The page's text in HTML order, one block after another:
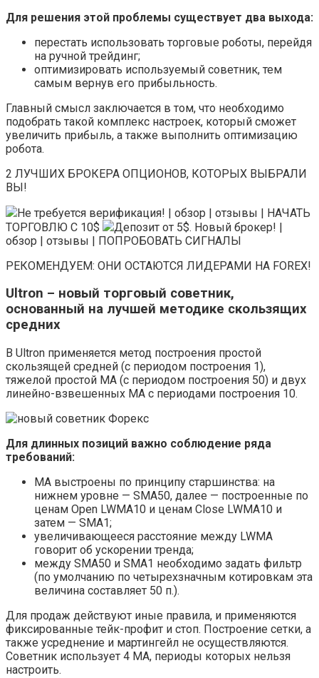
Для решения этой проблемы существует два выхода:
перестать использовать торговые роботы, перейдя
на ручной трейдинг;
оптимизировать используемый советник, тем
самым вернув его прибыльность.
Главный смысл заключается в том, что необходимо
подобрать такой комплекс настроек, который сможет
увеличить прибыль, а также выполнить оптимизацию
робота.
2 ЛУЧШИХ БРОКЕРА ОПЦИОНОВ, КОТОРЫХ ВЫБРАЛИ
ВЫ!
Не требуется верификация! | обзор | отзывы | НАЧАТЬ
ТОРГОВЛЮ С 10$
Депозит от 5$. Новый брокер! |
обзор | отзывы | ПОПРОБОВАТЬ СИГНАЛЫ
РЕКОМЕНДУЕМ: ОНИ ОСТАЮТСЯ ЛИДЕРАМИ НА FOREX!
Ultron – новый торговый советник,
основанный на лучшей методике скользящих
средних
В Ultron применяется метод построения простой
скользящей средней (с периодом построения 1),
тяжелой простой МА (с периодом построения 50) и двух
линейно-взвешенных МА с периодами построения 10.
Для длинных позиций важно соблюдение ряда
требований:
МА выстроены по принципу старшинства: на
нижнем уровне — SMA50, далее — построенные по
ценам Open LWMA10 и ценам Close LWMA10 и
затем — SMA1;
увеличивающееся расстояние между LWMA
говорит об ускорении тренда;
между SMA50 и SMA1 необходимо задать фильтр
(по умолчанию по четырехзначным котировкам эта
величина составляет 50 п.).
Для продаж действуют иные правила, и применяются
фиксированные тейк-профит и стоп. Построение сетки, а
также усреднение и мартингейл не осуществляются.
Советник использует 4 МА, периоды которых нельзя
настроить.